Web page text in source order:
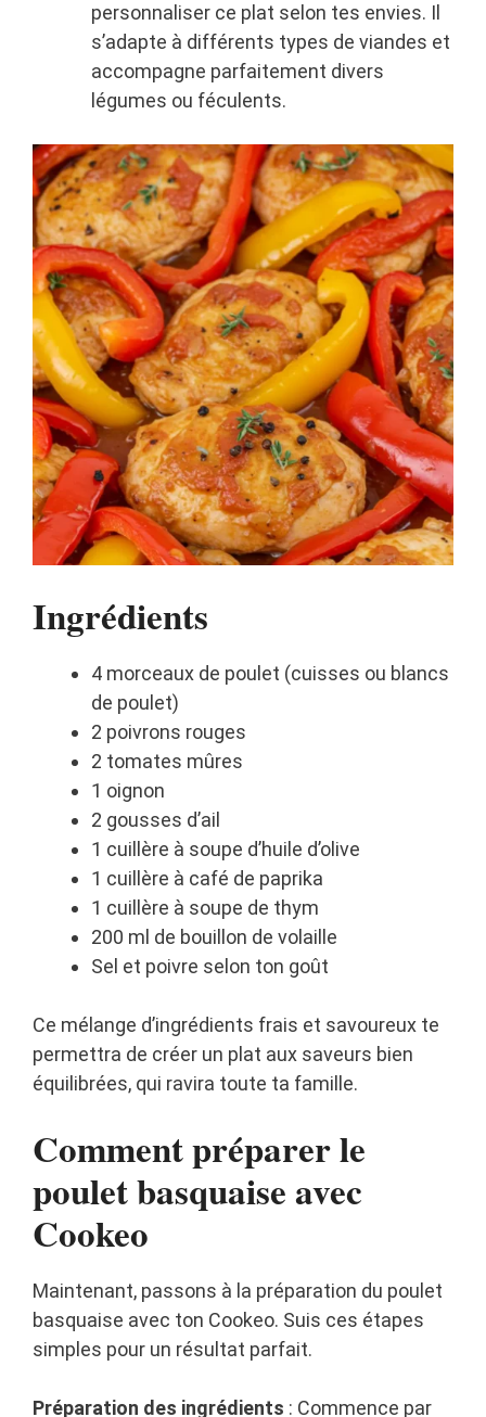
personnaliser ce plat selon tes envies. Il
s’adapte à différents types de viandes et
accompagne parfaitement divers
légumes ou féculents.
Ingrédients
4 morceaux de poulet (cuisses ou blancs
de poulet)
2 poivrons rouges
2 tomates mûres
1 oignon
2 gousses d’ail
1 cuillère à soupe d’huile d’olive
1 cuillère à café de paprika
1 cuillère à soupe de thym
200 ml de bouillon de volaille
Sel et poivre selon ton goût
Ce mélange d’ingrédients frais et savoureux te
permettra de créer un plat aux saveurs bien
équilibrées, qui ravira toute ta famille.
Comment préparer le
poulet basquaise avec
Cookeo
Maintenant, passons à la préparation du poulet
basquaise avec ton Cookeo. Suis ces étapes
simples pour un résultat parfait.
Préparation des ingrédients : Commence par